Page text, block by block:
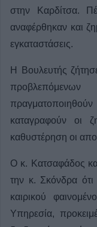
στην Καρδίτσα.
αναφέρθηκαν και
εγκαταστάσεις.
Η Βουλευτής
καταγραφούν οι
καθυστέρηση οι
Ο κ. Κατσαφάδος
την κ. Σκόνδρα ότι
καιρικού
Υπηρεσία,